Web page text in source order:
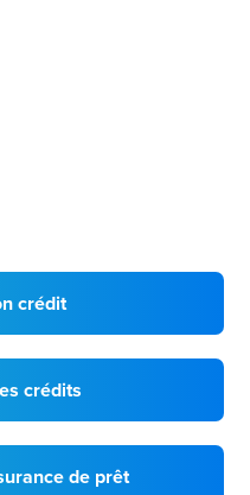
crédit
crédits
de prêt